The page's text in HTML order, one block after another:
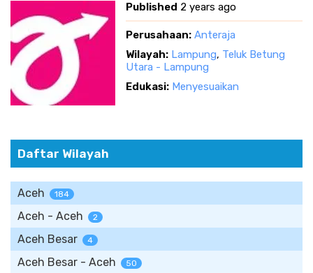
Published 2 years ago
Perusahaan: Anteraja
Wilayah: Lampung, Teluk Betung
Utara - Lampung
Edukasi: Menyesuaikan
Daftar Wilayah
Aceh 184
Aceh - Aceh 2
Aceh Besar 4
Aceh Besar - Aceh 50